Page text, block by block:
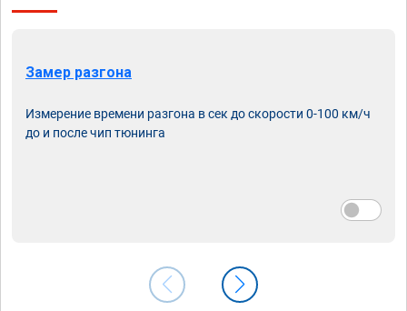
Замер разгона
Измерение времени разгона в сек до скорости 0-100 км/ч
до и после чип тюнинга